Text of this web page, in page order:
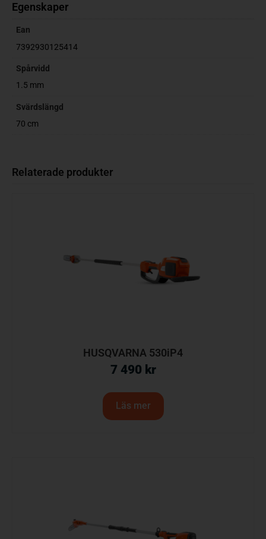
Egenskaper
Ean
7392930125414
Spårvidd
1.5 mm
Svärdslängd
70 cm
Relaterade produkter
HUSQVARNA 530iP4
7 490 kr
Läs mer